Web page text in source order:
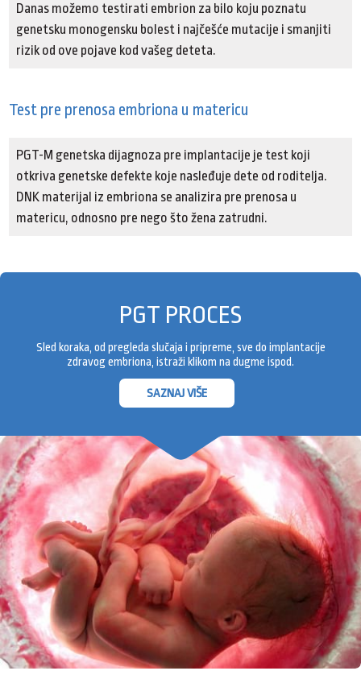
Danas možemo testirati embrion za bilo koju poznatu
genetsku monogensku bolest i najčešće mutacije i smanjiti
rizik od ove pojave kod vašeg deteta.
Test pre prenosa embriona u matericu
PGT-M genetska dijagnoza pre implantacije je test koji
otkriva genetske defekte koje nasleđuje dete od roditelja.
DNK materijal iz embriona se analizira pre prenosa u
matericu, odnosno pre nego što žena zatrudni.
PGT PROCES
Sled koraka, od pregleda slučaja i pripreme, sve do implantacije
zdravog embriona, istraži klikom na dugme ispod.
SAZNAJ VIŠE